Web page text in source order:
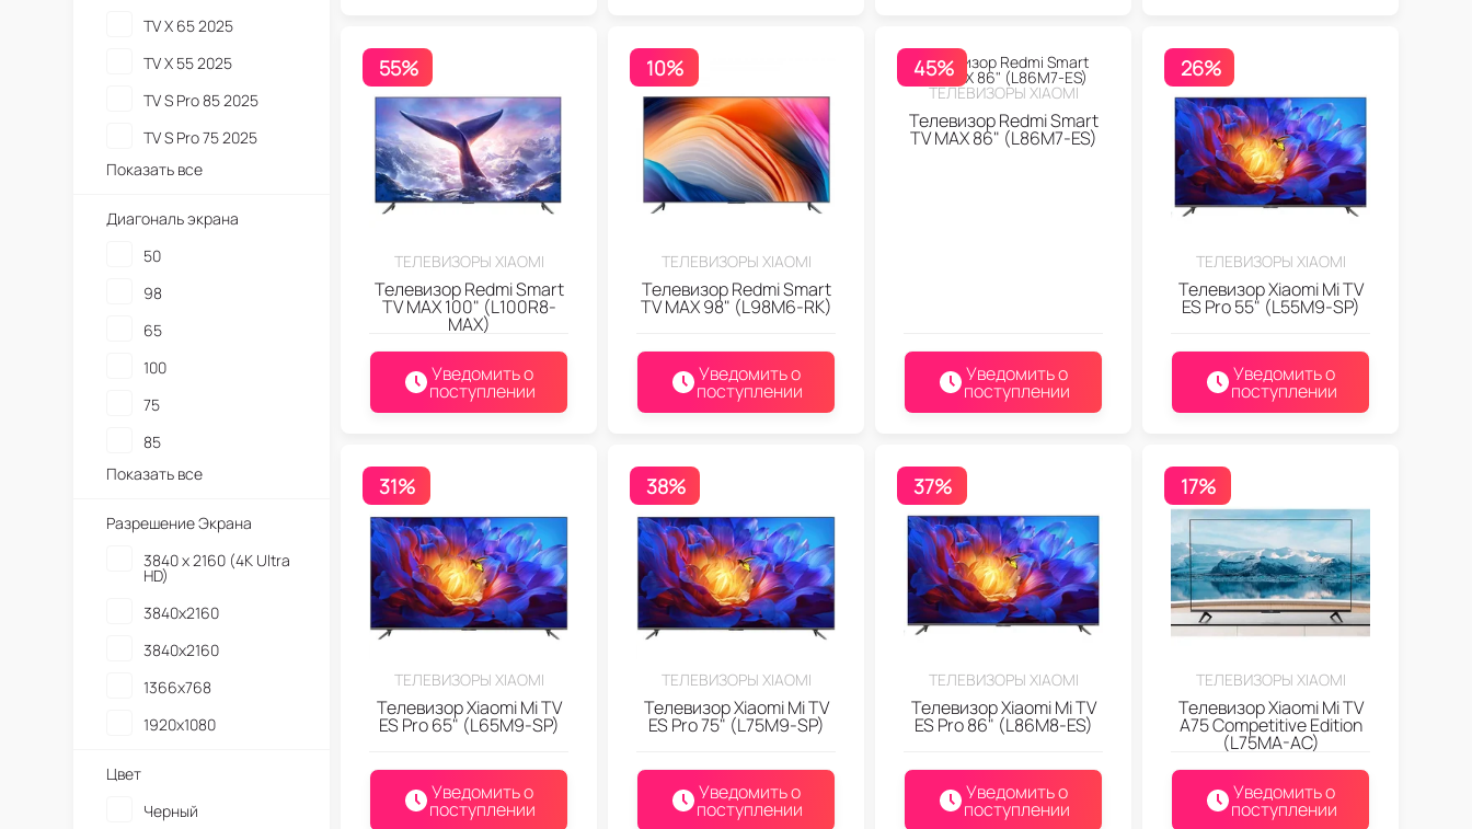
55%
ТЕЛЕВИЗОРЫ XIAOMI
Телевизор Redmi Smart
TV MAX 100" (L100R8-
MAX)
Уведомить о
поступлении
10%
ТЕЛЕВИЗОРЫ XIAOMI
Телевизор Redmi Smart
TV MAX 98" (L98M6-RK)
Уведомить о
поступлении
45%
ТЕЛЕВИЗОРЫ XIAOMI
Телевизор Redmi Smart
TV MAX 86" (L86M7-ES)
Уведомить о
поступлении
26%
ТЕЛЕВИЗОРЫ XIAOMI
Телевизор Xiaomi Mi TV
ES Pro 55" (L55M9-SP)
Уведомить о
поступлении
31%
ТЕЛЕВИЗОРЫ XIAOMI
Телевизор Xiaomi Mi TV
ES Pro 65" (L65M9-SP)
Уведомить о
поступлении
38%
ТЕЛЕВИЗОРЫ XIAOMI
Телевизор Xiaomi Mi TV
ES Pro 75" (L75M9-SP)
Уведомить о
поступлении
37%
ТЕЛЕВИЗОРЫ XIAOMI
Телевизор Xiaomi Mi TV
ES Pro 86" (L86M8-ES)
Уведомить о
поступлении
17%
ТЕЛЕВИЗОРЫ XIAOMI
Телевизор Xiaomi Mi TV
A75 Competitive Edition
(L75MA-AC)
Уведомить о
поступлении
TV X 65 2025
TV X 55 2025
TV S Pro 85 2025
TV S Pro 75 2025
Показать все
Диагональ экрана
50
98
65
100
75
85
Показать все
Разрешение Экрана
3840 x 2160 (4K Ultra
HD)
3840x2160
3840х2160
1366x768
1920x1080
Цвет
Черный